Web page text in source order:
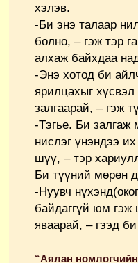
хэлэв.
-Би энэ талаар
болно, – гэж тэр
алхаж байхдаа
-Энэ хотод би
ярилцахыг хүсвэл
залгаарай, – гэж
-Тэгье. Би залгаж
нислэг үнэндээ
шүү, – тэр
Би түүний мөрөн
-Нуувч
байдаггүй юм гэж
яваарай, – гээд
“Аялан